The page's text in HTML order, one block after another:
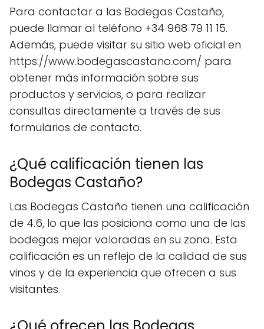
Para contactar a las Bodegas Castaño,
puede llamar al teléfono +34 968 79 11 15.
Además, puede visitar su sitio web oficial en
https://www.bodegascastano.com/ para
obtener más información sobre sus
productos y servicios, o para realizar
consultas directamente a través de sus
formularios de contacto.
¿Qué calificación tienen las
Bodegas Castaño?
Las Bodegas Castaño tienen una calificación
de 4.6, lo que las posiciona como una de las
bodegas mejor valoradas en su zona. Esta
calificación es un reflejo de la calidad de sus
vinos y de la experiencia que ofrecen a sus
visitantes.